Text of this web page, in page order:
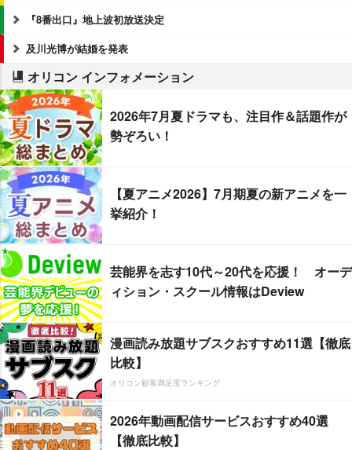
『8番出口』地上波初放送決定
及川光博が結婚を発表
オリコン インフォメーション
2026年7月夏ドラマも、注目作＆話題作が
勢ぞろい！
【夏アニメ2026】7月期夏の新アニメを一
挙紹介！
芸能界を志す10代～20代を応援！ オーデ
ィション・スクール情報はDeview
漫画読み放題サブスクおすすめ11選【徹底
比較】
オリコン顧客満足度ランキング
2026年動画配信サービスおすすめ40選
【徹底比較】